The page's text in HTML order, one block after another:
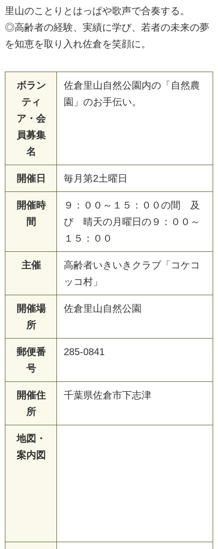
里山のことりとはっぱや歌声で合奏する。
◎高齢者の経験、実績に学び、若者の未来の夢
を知恵を取り入れ佐倉を笑顔に。
ボラン
ティ
ア・会
員募集
名
佐倉里山自然公園内の「自然農
園」のお手伝い。
開催日 毎月第2土曜日
開催時
間
９：００～１５：００の間 及
び 晴天の月曜日の９：００～
１５：００
主催
高齢者いきいきクラブ「コケコ
ッコ村」
開催場
所
佐倉里山自然公園
郵便番
号
285-0841
開催住
所
千葉県佐倉市下志津
地図・
案内図